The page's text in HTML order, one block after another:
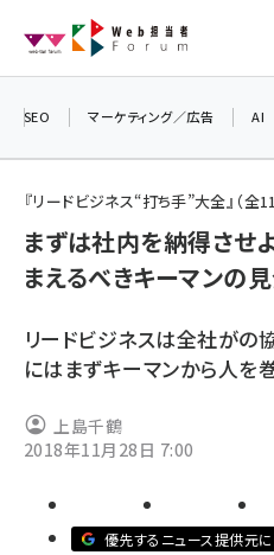
ン
seo (3519)
youtube (2425)
セミナー (2301)
meo (1274)
SEO マーケティング／広告 AI
『リードビジネス“打ち手”大全』（全
まずは社内を納得させ
まえるべきキーマンの
リードビジネスは全社がの
にはまずキーマンから人を巻
上島千鶴
2018年11月28日 7:00
優先するニュース提供元